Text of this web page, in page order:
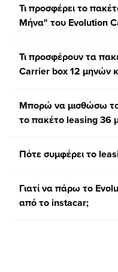
Τι προσφέρει το
Μήνα" του Evolution
Τι προσφέρουν τα
Carrier box 12 μηνών
Μπορώ να μισθώσω
το πακέτο leasing 36
Πότε συμφέρει το
Γιατί να πάρω το
από το instacar;